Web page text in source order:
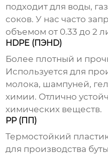
подходит для воды,
соков. У нас часто
объемом от 0.33 до 2
HDPE (ПЭHD)
Более плотный и
Используется для
молока, шампуней,
химии. Отлично
химических веществ.
PP (ПП)
Термостойкий
для производства